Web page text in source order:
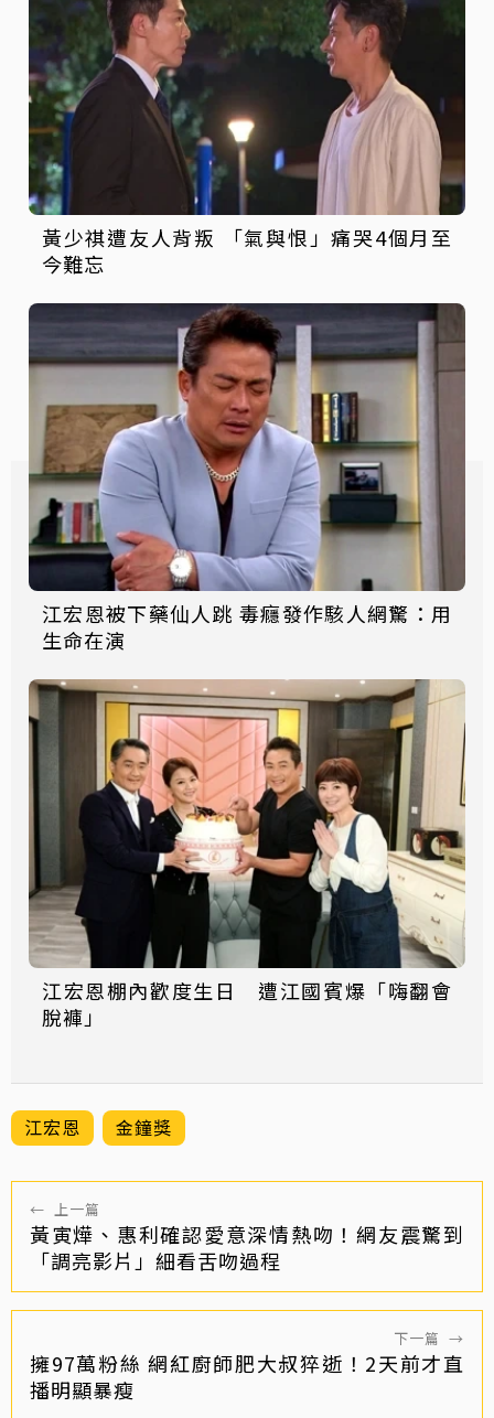
黃少祺遭友人背叛 「氣與恨」痛哭4個月至
今難忘
江宏恩被下藥仙人跳 毒癮發作駭人網驚：用
生命在演
江宏恩棚內歡度生日 遭江國賓爆「嗨翻會
脫褲」
江宏恩 金鐘獎
← 上一篇
黃寅燁、惠利確認愛意深情熱吻！網友震驚到
「調亮影片」細看舌吻過程
下一篇 →
擁97萬粉絲 網紅廚師肥大叔猝逝！2天前才直
播明顯暴瘦